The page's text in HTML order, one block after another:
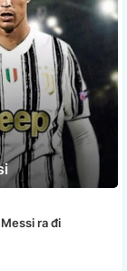
ra đi